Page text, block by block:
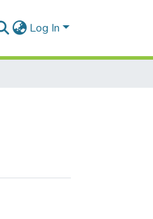
Log In